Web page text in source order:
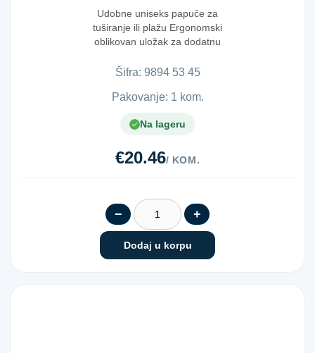
UNISEX GR.45
Udobne uniseks papuče za
tuširanje ili plažu Ergonomski
oblikovan uložak za dodatnu
Šifra: 9​8​9​4​ ​5​3​ ​4​5​
Pakovanje: 1 kom.
Na lageru
€20.46/ KOM.
− +
Dodaj u korpu